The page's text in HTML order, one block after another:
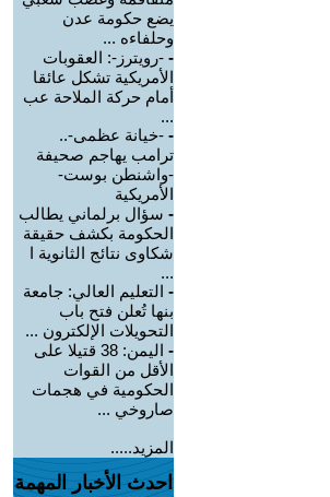
يضع حكومة عدن
وحلفاءه ...
- -رويترز-: العقوبات
الأمريكية تشكل عائقا
أمام حركة الملاحة عب
...
- -خيانة عظمى-..
ترامب يهاجم صحيفة
-واشنطن بوست-
الأمريكية
- سؤال برلماني يطالب
الحكومة بكشف حقيقة
شكاوى نتائج الثانوية ا
...
- التعليم العالي: جامعة
بنها تُعلن فتح باب
التحويلات الإلكترون ...
-
اليمن: 38 قتيلا على
الأقل من القوات
الحكومية في هجمات
صاروخي ...
المزيد.....
احدث الأخبار المهمة